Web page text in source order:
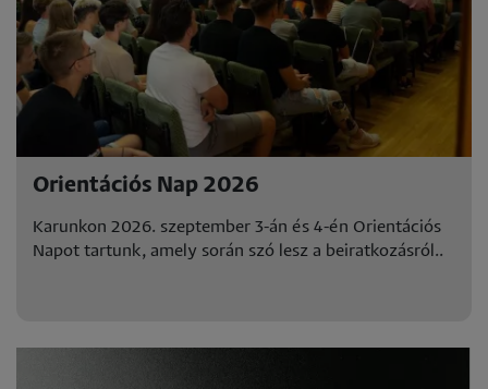
Orientációs Nap 2026
Karunkon 2026. szeptember 3-án és 4-én Orientációs
Napot tartunk, amely során szó lesz a beiratkozásról..